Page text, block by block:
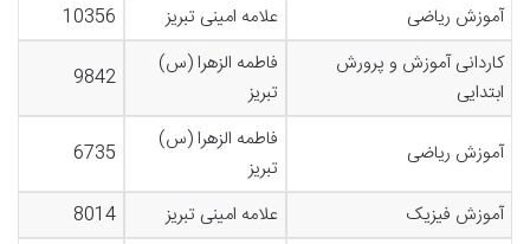
آموزش ریاضی
علامه امینی تبریز
10356
کاردانی آموزش و پرورش
ابتدایی
فاطمه الزهرا (س)
تبریز
9842
آموزش ریاضی
فاطمه الزهرا (س)
تبریز
6735
آموزش فیزیک علامه امینی تبریز 8014